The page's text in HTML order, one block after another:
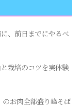
、前日までにやるべ
栽培のコツを実体験
のお肉全部盛り峰そば